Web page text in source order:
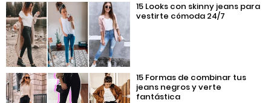
15 Looks con skinny jeans para
vestirte cómoda 24/7
15 Formas de combinar tus
jeans negros y verte
fantástica